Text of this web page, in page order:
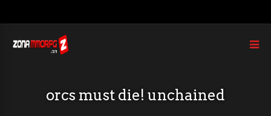
orcs must die! unchained